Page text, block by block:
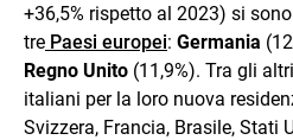
+36,5% rispetto al 2023) si
tre Paesi europei: Germania
Regno Unito (11,9%). Tra gli
italiani per la loro nuova
Svizzera, Francia, Brasile, Stati